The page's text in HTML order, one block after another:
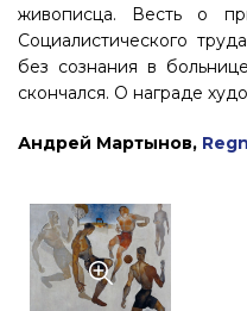
живописца. Весть о
Социалистического
без сознания в
скончался. О награде
Андрей Мартынов,